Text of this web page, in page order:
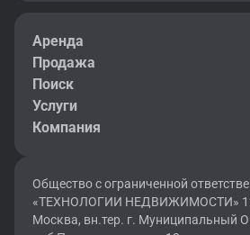
Аренда
Продажа
Поиск
Услуги
Компания
Общество с ограниченной
«ТЕХНОЛОГИИ НЕДВИЖИМОСТИ»
Москва, вн.тер. г. Муниципальный